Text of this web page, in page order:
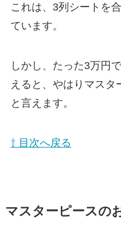
これは、3列シートを
ています。
しかし、たった3万円
えると、やはりマスタ
と言えます。
⇧ 目次へ戻る
マスターピースの